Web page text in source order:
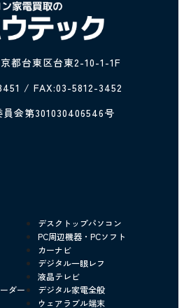
都台東区台東2-10-1-1F
/ FAX:03-5812-3452
会第301030406546号
デスクトップパソコン
PC周辺機器・PCソフト
カーナビ
デジタル一眼レフ
液晶テレビ
ダー
デジタル家電全般
ウェアラブル端末